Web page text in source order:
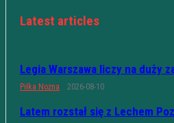
Latest articles
Legia Warszawa liczy na duży
Piłka Nożna 2026-08-10
Latem rozstał się z Lechem